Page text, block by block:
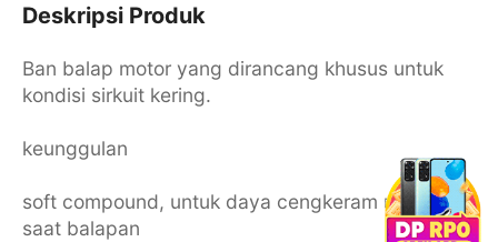
Deskripsi Produk
Ban balap motor yang dirancang khusus untuk
kondisi sirkuit kering.
keunggulan
soft compound, untuk daya cengkeram maksimal
saat balapan